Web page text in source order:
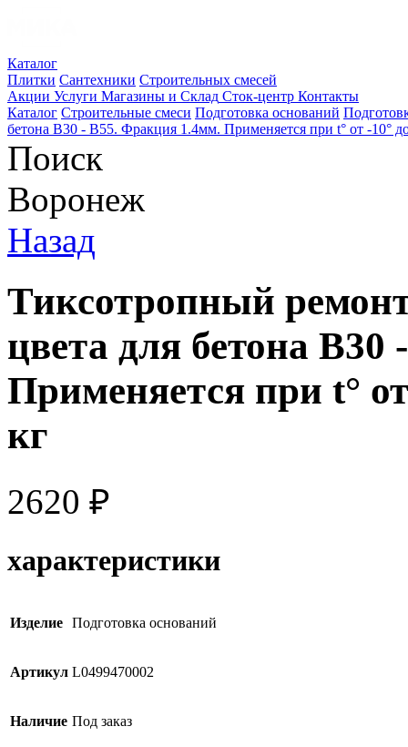
Каталог
Плитки Сантехники Строительных смесей
Акции Услуги Магазины и Склад Сток-центр Контакты
Каталог Строительные смеси Подготовка оснований
бетона В30 - В55. Фракция 1.4мм. Применяется при t° от -10°
Поиск
Воронеж
Назад
Тиксотропный
цвета для бетона
Применяется при t°
кг
2620 ₽
характеристики
Изделие Подготовка оснований
Артикул L0499470002
Наличие Под заказ